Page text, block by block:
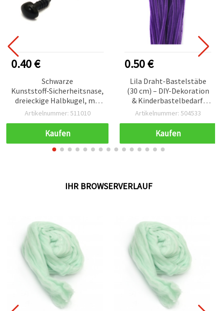
0.40 €
Schwarze
Kunststoff‑Sicherheitsnase,
dreieckige Halbkugel, mit
Schraube, 14,5×8×6 mm,
Stück, für Plüschtiere &
Amigurumi
Artikelnummer: 511010
Kaufen
0.50 €
Lila Draht-Bastelstäbe
(30 cm) – DIY-Dekoration
& Kinderbastelbedarf,
10er Pack
Artikelnummer: 504533
Kaufen
IHR BROWSERVERLAUF